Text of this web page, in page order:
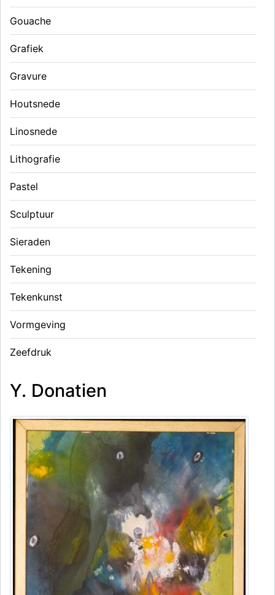
Gouache
Grafiek
Gravure
Houtsnede
Linosnede
Lithografie
Pastel
Sculptuur
Sieraden
Tekening
Tekenkunst
Vormgeving
Zeefdruk
Y. Donatien